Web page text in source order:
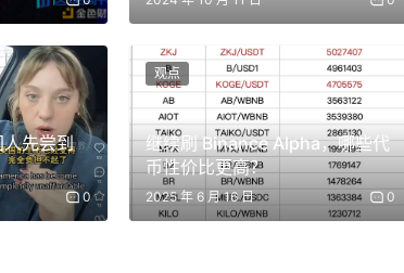
，一个真正的男子汉，周末还会去参加牛仔竞技，
他们如何深呼吸。相反，有些看起来连一层楼梯都
我建议，当你挑选董事会成员时，最好的选择是寻找
曼哈顿附近，在激发你的野心方面起到了什么作
先尝到
0
继续刷 Binance Alpha，哪些代
币性价比更高？
2025 年 6 月 16 日 0
观点